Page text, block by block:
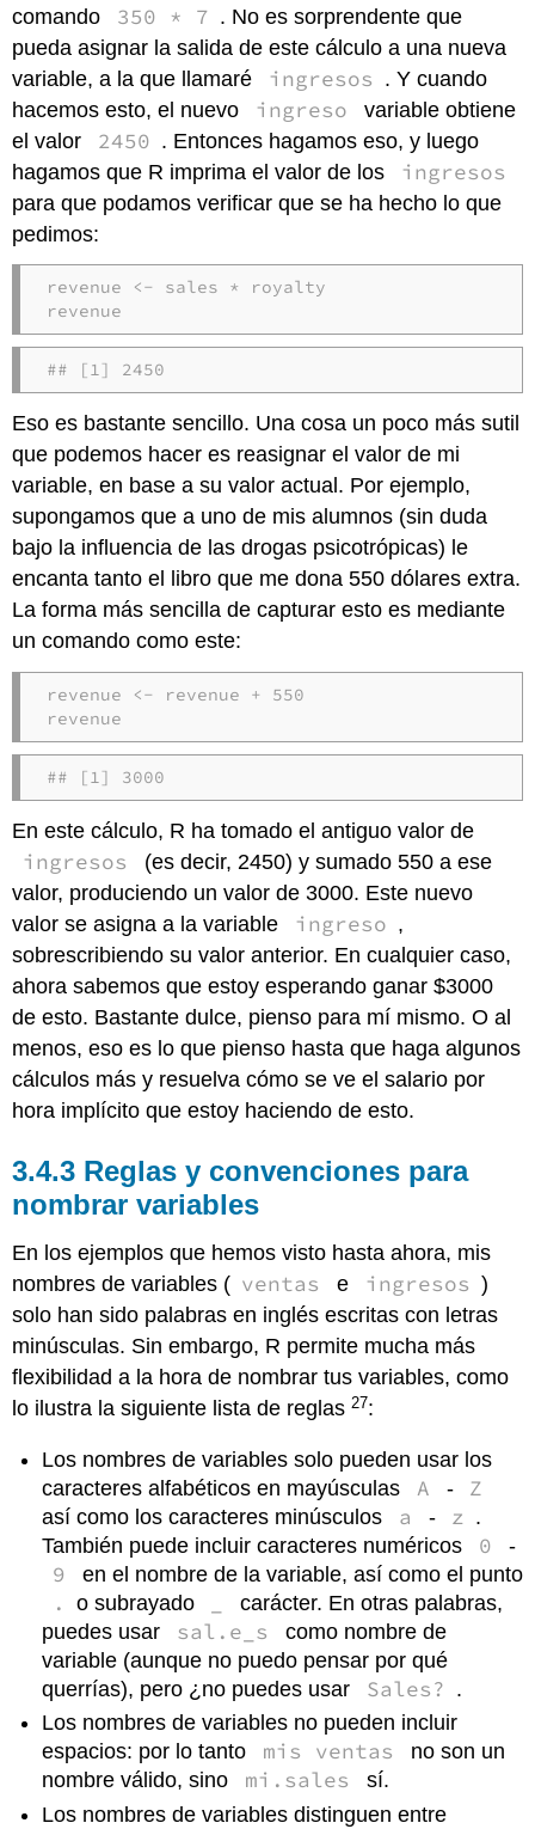
comando
350 * 7 . No es sorprendente que
pueda asignar la salida de este cálculo a una nueva
variable, a la que llamaré
ingresos . Y cuando
hacemos esto, el nuevo
ingreso
variable obtiene
el valor
2450 . Entonces hagamos eso, y luego
hagamos que R imprima el valor de los
ingresos
para que podamos verificar que se ha hecho lo que
pedimos:
revenue <- sales * royalty
revenue
## [1] 2450
Eso es bastante sencillo. Una cosa un poco más sutil
que podemos hacer es reasignar el valor de mi
variable, en base a su valor actual. Por ejemplo,
supongamos que a uno de mis alumnos (sin duda
bajo la influencia de las drogas psicotrópicas) le
encanta tanto el libro que me dona 550 dólares extra.
La forma más sencilla de capturar esto es mediante
un comando como este:
revenue <- revenue + 550
revenue
## [1] 3000
En este cálculo, R ha tomado el antiguo valor de
ingresos
(es decir, 2450) y sumado 550 a ese
valor, produciendo un valor de 3000. Este nuevo
valor se asigna a la variable
ingreso ,
sobrescribiendo su valor anterior. En cualquier caso,
ahora sabemos que estoy esperando ganar $3000
de esto. Bastante dulce, pienso para mí mismo. O al
menos, eso es lo que pienso hasta que haga algunos
cálculos más y resuelva cómo se ve el salario por
hora implícito que estoy haciendo de esto.
Reglas y convenciones para
nombrar variables
En los ejemplos que hemos visto hasta ahora, mis
nombres de variables ( ventas e ingresos )
solo han sido palabras en inglés escritas con letras
minúsculas. Sin embargo, R permite mucha más
flexibilidad a la hora de nombrar tus variables, como
lo ilustra la siguiente lista de reglas27:
Los nombres de variables solo pueden usar los
caracteres alfabéticos en mayúsculas
A - Z
así como los caracteres minúsculos a - z .
También puede incluir caracteres numéricos
0 -
9 en el nombre de la variable, así como el punto
. o subrayado
carácter. En otras palabras,
puedes usar
sal.e_s
como nombre de
variable (aunque no puedo pensar por qué
querrías), pero ¿no puedes usar
Sales? .
Los nombres de variables no pueden incluir
espacios: por lo tanto
mis ventas
no son un
nombre válido, sino
mi.sales
sí.
Los nombres de variables distinguen entre